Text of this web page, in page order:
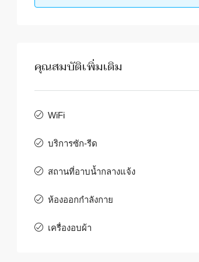
คุณสมบัติเพิ่มเติม
WiFi
บริการซัก-รีด
สถานที่อาบน้ำกลางแจ้ง
ห้องออกกำลังกาย
เครื่องอบผ้า